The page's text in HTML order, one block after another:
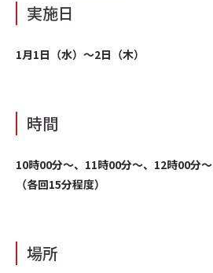
実施日
1月1日（水）～2日（木）
時間
10時00分〜、11時00分〜、12時00分〜
（各回15分程度）
場所